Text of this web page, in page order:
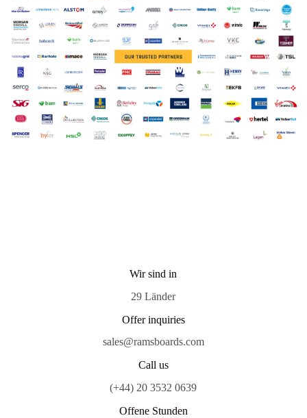
Wir sind in
29 Länder
Offer inquiries
sales@ramsboards.com
Call us
(+44) 20 3532 0639
Offene Stunden